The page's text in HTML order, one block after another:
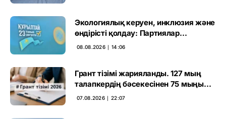
Экологиялық керуен, инклюзия және
өндірісті қолдау: Партиялар
өңірлерде қандай мәселе көтерді
08.08.2026 ∣ 14:06
Грант тізімі жарияланды. 127 мың
талапкердің бәсекесінен 75 мыңы
өтті
07.08.2026 ∣ 22:07